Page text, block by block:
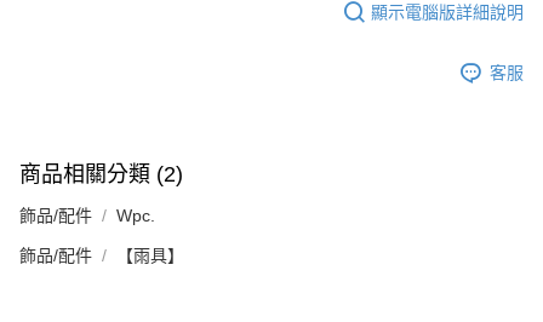
顯示電腦版詳細說明
客服
商品相關分類 (2)
飾品/配件 Wpc.
飾品/配件 【雨具】